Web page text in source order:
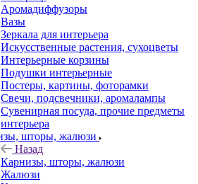
Аромадиффузоры
Вазы
Зеркала для интерьера
Искусственные растения, сухоцветы
Интерьерные корзины
Подушки интерьерные
Постеры, картины, фоторамки
Свечи, подсвечники, аромалампы
Сувенирная посуда, прочие предметы
интерьера
шторы, жалюзи
Назад
Карнизы, шторы, жалюзи
Жалюзи